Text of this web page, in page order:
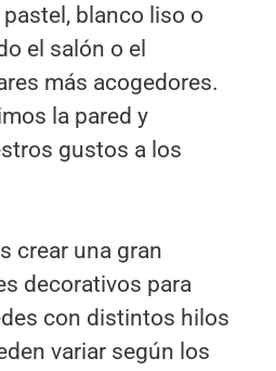
blanco liso o
el salón o el
más acogedores.
la pared y
gustos a los
crear una gran
decorativos para
con distintos hilos
variar según los